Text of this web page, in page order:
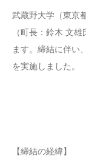
武蔵野大学（東京
（町長：鈴木 文
ます。締結に伴い
を実施しました。
【締結の経緯】